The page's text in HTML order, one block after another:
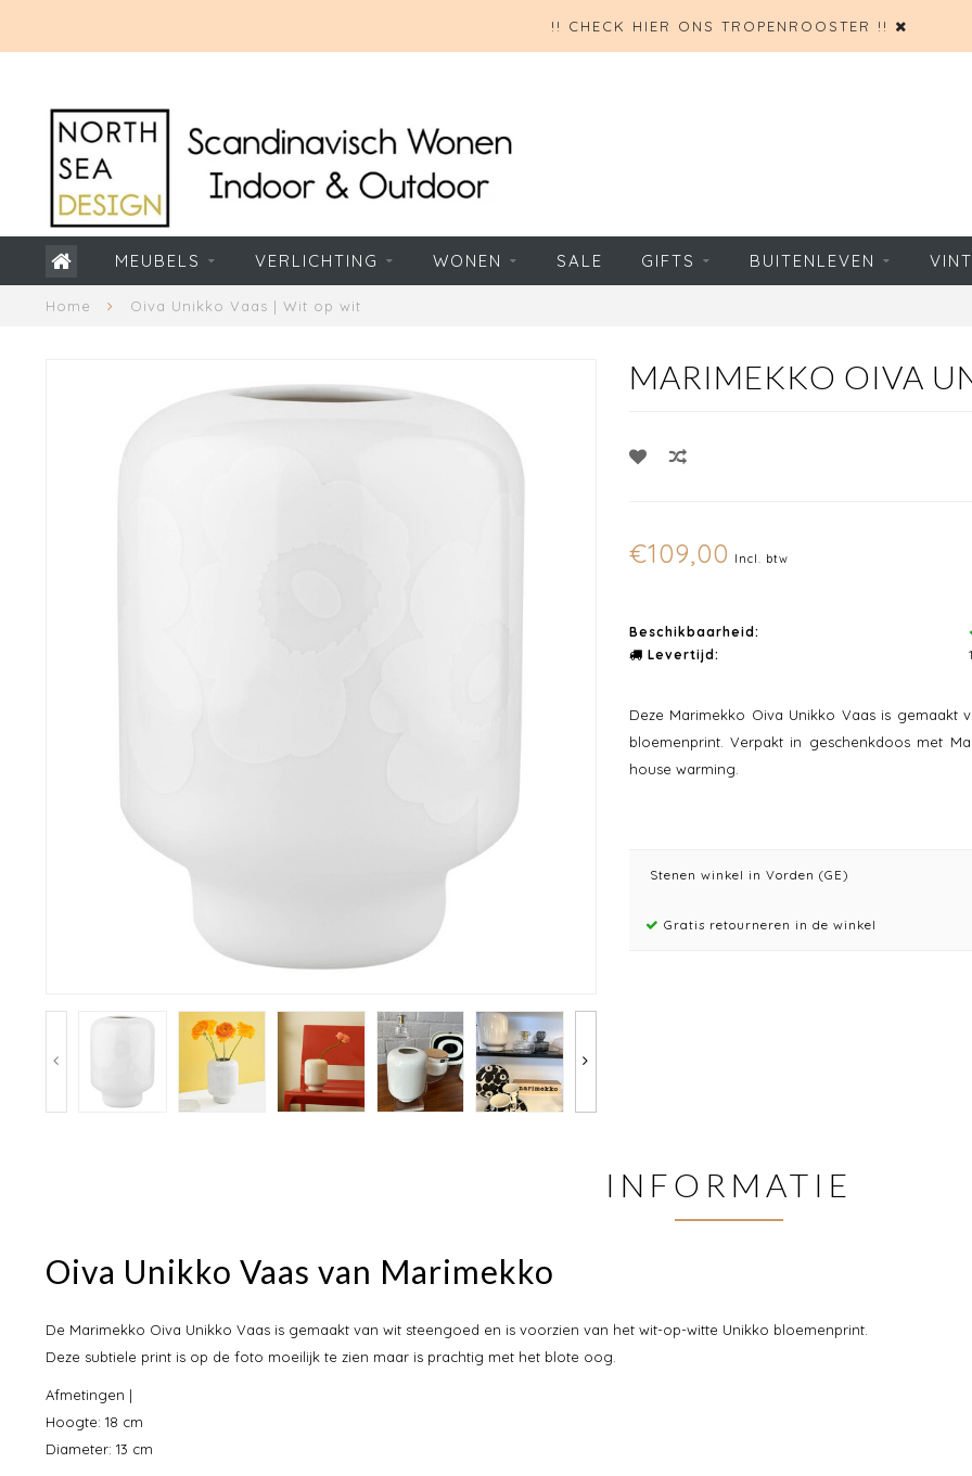
!! CHECK HIER ONS TROPENROOSTER !!
MEUBELS VERLICHTING WONEN SALE GIFTS BUITENLEVEN
Home Oiva Unikko Vaas | Wit op wit
MARIMEKKO OIVA
€109,00 Incl. btw
Beschikbaarheid:
Levertijd:
Deze Marimekko Oiva Unikko Vaas is
bloemenprint. Verpakt in geschenkdoos met
house warming.
Stenen winkel in Vorden (GE)
Gratis retourneren in de winkel
INFORMATIE
Oiva Unikko Vaas van Marimekko
De Marimekko Oiva Unikko Vaas is gemaakt van wit steengoed en is voorzien van het wit-op-witte Unikko bloemenprint.
Deze subtiele print is op de foto moeilijk te zien maar is prachtig met het blote oog.
Afmetingen |
Hoogte: 18 cm
Diameter: 13 cm